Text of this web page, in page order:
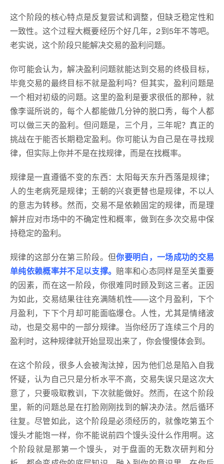
这个阶段的核心特点是反复尝试和调整，但缺乏稳定性和
一致性。这个过程大概要经历个好几年，2到5年不等吧。
老实说，这个阶段只能解决交易的盈利问题。
你可能会认为，解决盈利问题就能达到交易的终极目标，
毕竟交易的最终目标不就是盈利吗？但其实，盈利问题是
一个相对初级的问题。这里的盈利是要求很低的那种，就
像李诞所说的，每个人都能做几分钟的脱口秀，每个人都
可以做三天的盈利。但问题是，三个月，三年呢？真正的
挑战在于能否长期稳定盈利。你可能认为自己是在寻找规
律，但实际上你并不是在找规律，而是在找概率。
规律是一直遵循不变的东西：太阳每天东升西落是规律；
人的生老病死是规律；王朝的兴衰更替也是规律，不以人
的意志为转移。然而，交易不是依赖固定的规律，而是理
解并应对市场中的不确定性和概率，做到在多次交易中保
持稳定的盈利。
规律的这部分在第三阶段。但你要明白，一场成功的交易
单纯依赖概率并不足以支撑。 赔率和心态同样是至关重要
的因素，而在这一阶段，你很难同时顾及到这三者。正因
为如此，交易结果往往充满随机性——这个月盈利，下个
月盈利，下下个月却可能面临爆仓。人性，尤其是情绪波
动，也是交易中的一部分规律。当你经历了连续三个月的
盈利时，这种规律就开始显现出来了，你会慢慢体会到。
在这个阶段，很多人会被淘汰掉，因为他们总是陷入自我
怀疑，认为自己只是分析水平不高，交易失误只是这次大
意了，只要吸取教训，下次就能做好。然而，在这个阶段
里，新的问题总是在打脸刚刚找到的解决办法。然后循环
往复。尽管如此，这个阶段是必须经历的，就像吃第五个
馒头才能饱一样，你不能说前四个馒头没什么作用啊。这
个阶段就是那第一个馒头，对于盘面的无数次研判和分